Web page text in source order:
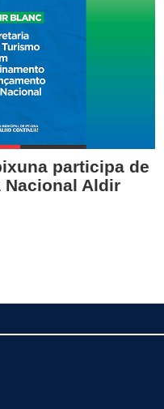
participa de
Aldir